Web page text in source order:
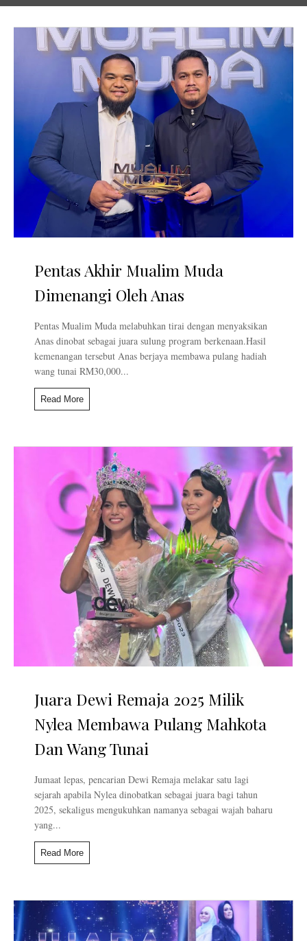
Pentas Akhir Mualim Muda
Dimenangi Oleh Anas
Pentas Mualim Muda melabuhkan tirai dengan menyaksikan
Anas dinobat sebagai juara sulung program berkenaan.Hasil
kemenangan tersebut Anas berjaya membawa pulang hadiah
wang tunai RM30,000...
Read More
Juara Dewi Remaja 2025 Milik
Nylea Membawa Pulang Mahkota
Dan Wang Tunai
Jumaat lepas, pencarian Dewi Remaja melakar satu lagi
sejarah apabila Nylea dinobatkan sebagai juara bagi tahun
2025, sekaligus mengukuhkan namanya sebagai wajah baharu
yang...
Read More